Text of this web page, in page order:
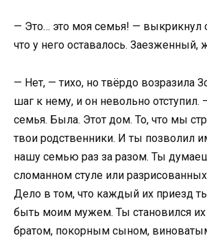
— Это… это моя семья! — выкрикнул
что у него оставалось. Заезженный,
— Нет, — тихо, но твёрдо возразила
шаг к нему, и он невольно отступил.
семья. Была. Этот дом. То, что мы
твои родственники. И ты позволил
нашу семью раз за разом. Ты
сломанном стуле или
Дело в том, что каждый их приезд
быть моим мужем. Ты становился
братом, покорным сыном,